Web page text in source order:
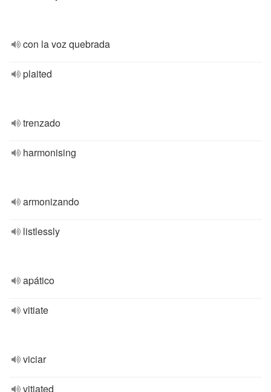
con la voz quebrada
plaited
trenzado
harmonising
armonizando
listlessly
apático
vitiate
viciar
vitiated